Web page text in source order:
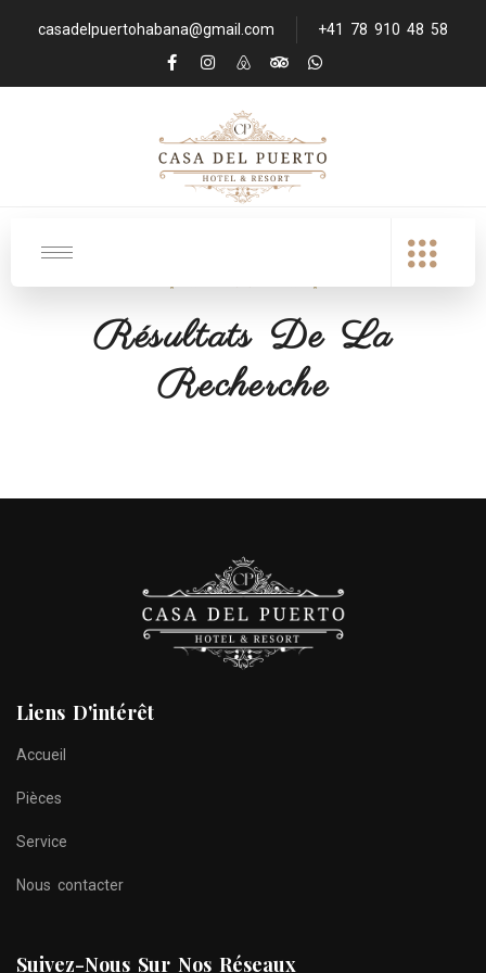
casadelpuertohabana@gmail.com +41 78 910 48 58
Résultats De La
Recherche
Liens D'intérêt
Accueil
Pièces
Service
Nous contacter
Suivez-Nous Sur Nos Réseaux